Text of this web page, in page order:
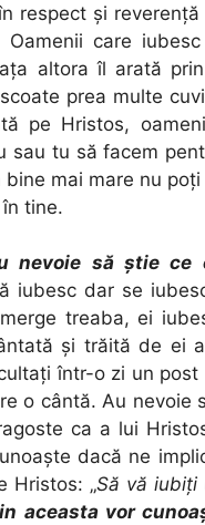
respect şi
Oamenii care
altora îl arată
prea multe
pe Hristos,
sau tu să facem
mai mare nu
tine.
nevoie să ştie ce
iubesc dar se
treaba, ei
şi trăită de ei
într-o zi un
o cântă. Au nevoie
ca a lui
dacă ne
Hristos: „Să vă iubiţi
aceasta vor